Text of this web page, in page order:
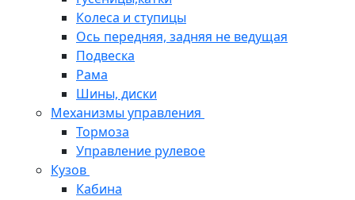
Колеса и ступицы
Ось передняя, задняя не ведущая
Подвеска
Рама
Шины, диски
Механизмы управления
Тормоза
Управление рулевое
Кузов
Кабина